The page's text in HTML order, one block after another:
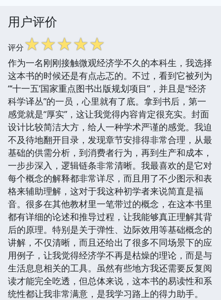
用户评价
评分☆☆☆☆☆
作为一名刚刚接触微观经济学不久的本科生，我选择
这本书的时候还是有点忐忑的。不过，看到它被列为
“‘十一五’国家重点图书出版规划项目”，并且是“经济
科学译丛”的一员，心里就有了底。拿到书后，第一
感觉就是“厚实”，这让我觉得内容肯定很充实。封面
设计比较简洁大方，给人一种学术严谨的感觉。我迫
不及待地翻开目录，发现章节安排得非常合理，从最
基础的供需分析，到消费者行为，再到生产和成本，
一步步深入，逻辑链条非常清晰。我最喜欢的是它对
每个概念的解释都非常详尽，而且用了不少图示和表
格来辅助理解，这对于我这种初学者来说简直是福
音。很多在其他教材里一笔带过的概念，在这本书里
都有详细的论述和推导过程，让我能够真正理解其背
后的原理。特别是关于弹性、边际效用等基础概念的
讲解，不仅清晰，而且还给出了很多不同场景下的应
用例子，让我觉得经济学不再是枯燥的理论，而是与
生活息息相关的工具。虽然有些地方我还需要反复阅
读才能完全吃透，但总体来说，这本书的易读性和系
统性都让我非常满意，是我学习路上的得力助手。